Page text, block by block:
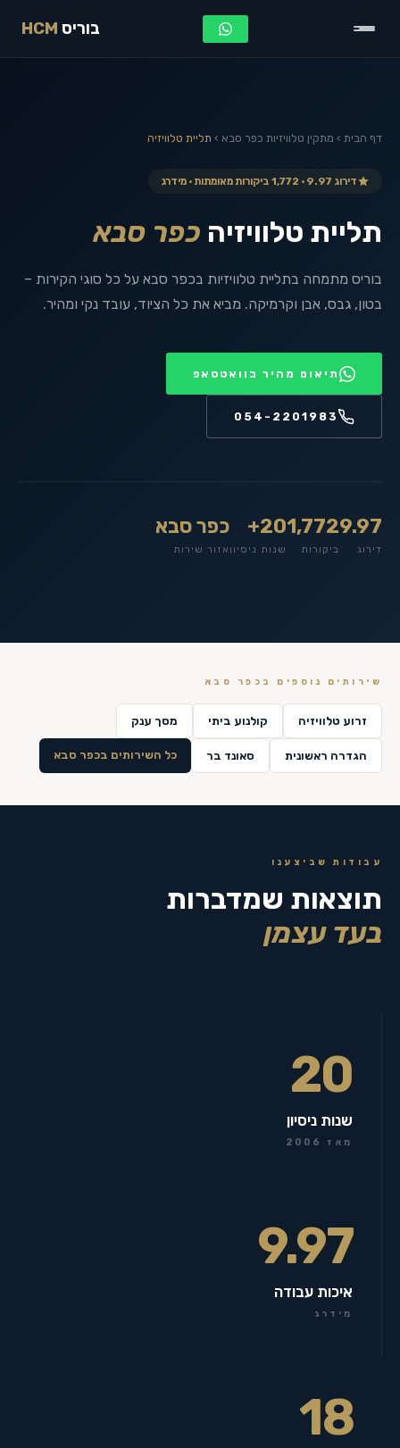
בוריס HCM
דף הבית › מתקין טלוויזיות כפר סבא › תליית טלוויזיה
דירוג 9.97 · 1,772 ביקורות מאומתות · מידרג
תליית טלוויזיה כפר סבא
בוריס מתמחה בתליית טלוויזיות בכפר סבא על כל סוגי הקירות –
בטון, גבס, אבן וקרמיקה. מביא את כל הציוד, עובד נקי ומהיר.
תיאום מהיר בוואטסאפ
054-2201983
9.97
דירוג
1,772
ביקורות
20+
שנות ניסיון
כפר סבא
אזור שירות
שירותים נוספים ב כפר סבא
זרוע טלוויזיה קולנוע ביתי מסך ענק
הגדרה ראשונית סאונד בר כל השירותים בכפר סבא
עבודות שביצענו
תוצאות שמדברות
בעד עצמן
20
שנות ניסיון
מאז 2006
9.97
איכות עבודה
מידרג
18